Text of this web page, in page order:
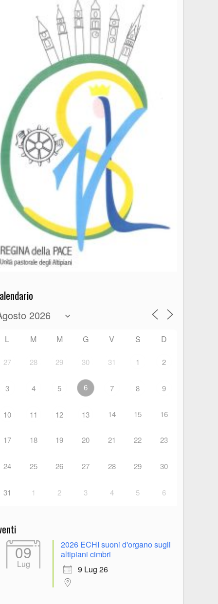
L M M G V S D
27 28 29 30 31 1 2
3 4 5 6 7 8 9
10 11 12 13 14 15 16
17 18 19 20 21 22 23
24 25 26 27 28 29 30
31 1 2 3 4 5 6
09
Lug
2026 ECHI suoni d'organo sugli
altipiani cimbri
9 Lug 26